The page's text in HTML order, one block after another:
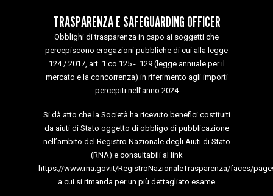
TRASPARENZA E SAFEGUARDING OFFICER
Obblighi di trasparenza in capo ai soggetti che
percepiscono erogazioni pubbliche di cui alla legge
124 / 2017, art. 1 co.125 -. 129 (legge annuale per il
mercato e la concorrenza) in riferimento agli importi
percepiti nell’anno 2024
Si dà atto che la Società ha ricevuto benefici costituiti
da aiuti di Stato oggetto di obbligo di pubblicazione
nell’ambito del Registro Nazionale degli Aiuti di Stato
(RNA) e consultabili al link
https://www.rna.gov.it/RegistroNazionaleTrasparenza/faces/
a cui si rimanda per un più dettagliato esame